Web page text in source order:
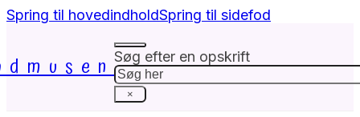
Spring til hovedindholdSpring til sidefod
Søg efter en opskrift
Søg
×